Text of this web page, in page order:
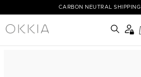
CARBON NEUTRAL SHIPPING